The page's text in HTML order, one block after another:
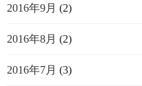
2016年9月 (2)
2016年8月 (2)
2016年7月 (3)